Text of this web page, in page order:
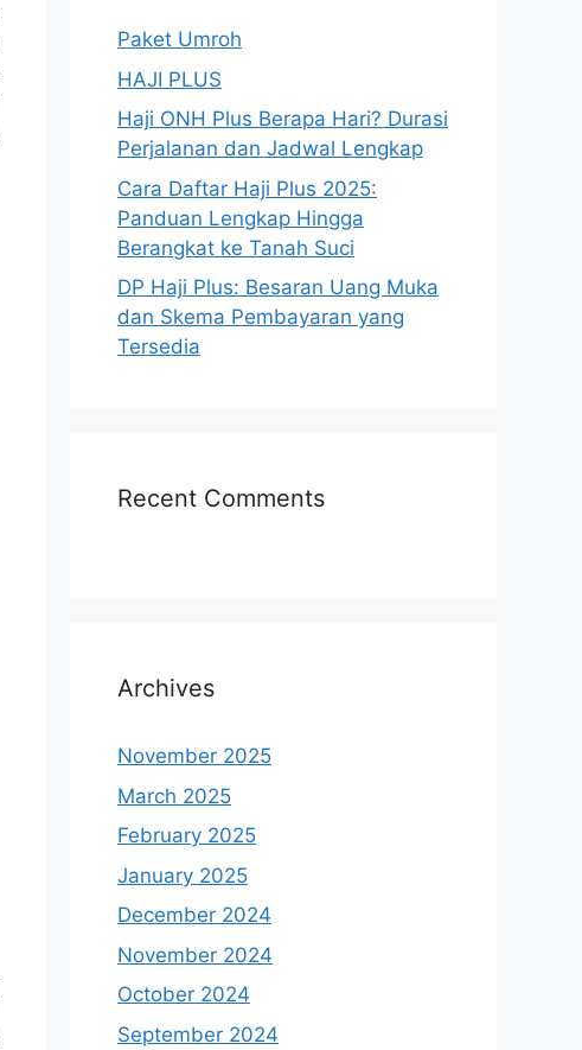
Paket Umroh
HAJI PLUS
Haji ONH Plus Berapa Hari? Durasi
Perjalanan dan Jadwal Lengkap
Cara Daftar Haji Plus 2025:
Panduan Lengkap Hingga
Berangkat ke Tanah Suci
DP Haji Plus: Besaran Uang Muka
dan Skema Pembayaran yang
Tersedia
Recent Comments
Archives
November 2025
March 2025
February 2025
January 2025
December 2024
November 2024
October 2024
September 2024